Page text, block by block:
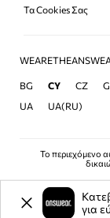
Τα Cookies Σας
BG CY CZ
UA
UA(RU)
Το περιεχόμενο
για